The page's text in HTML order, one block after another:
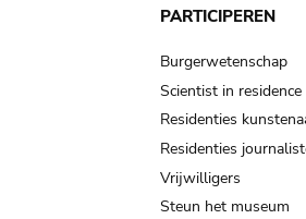
PARTICIPEREN
Burgerwetenschap
Scientist in residence
Residenties
Residenties
Vrijwilligers
Steun het museum